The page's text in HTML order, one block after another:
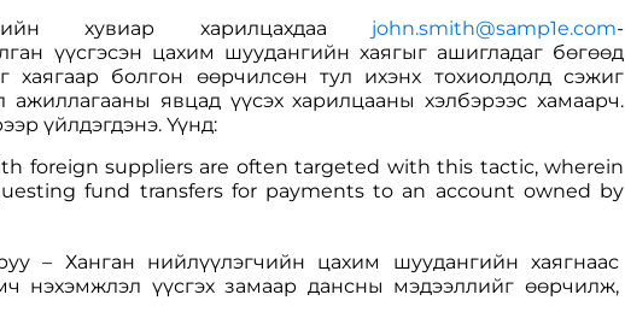
хувиар харилцахдаа john.smith@samp1e.com-
үүсгэсэн цахим шуудангийн хаягыг ашигладаг бөгөөд
болгон өөрчилсөн тул ихэнх тохиолдолд сэжиг
ажиллагааны явцад үүсэх харилцааны хэлбэрээс хамаарч.
үйлдэгдэнэ. Үүнд:
foreign suppliers are often targeted with this tactic, wherein
fund transfers for payments to an account owned by
– Ханган нийлүүлэгчийн цахим шуудангийн хаягнаас
нэхэмжлэл үүсгэх замаар дансны мэдээллийг өөрчилж,